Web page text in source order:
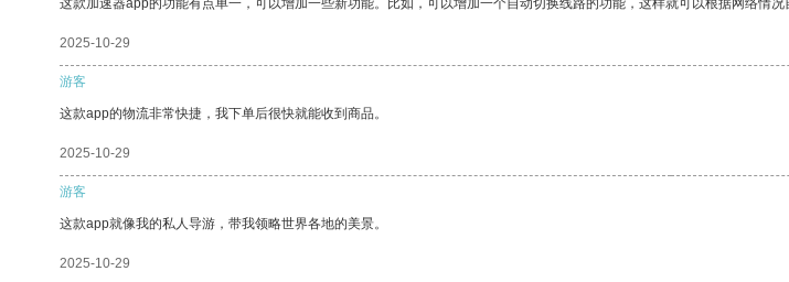
这款加速器app的功能有点单一，可以增加一些新功能。比如，可以增加一个自动切换线路的功能，这样就可以根据网络情况
2025-10-29
游客
这款app的物流非常快捷，我下单后很快就能收到商品。
2025-10-29
游客
这款app就像我的私人导游，带我领略世界各地的美景。
2025-10-29